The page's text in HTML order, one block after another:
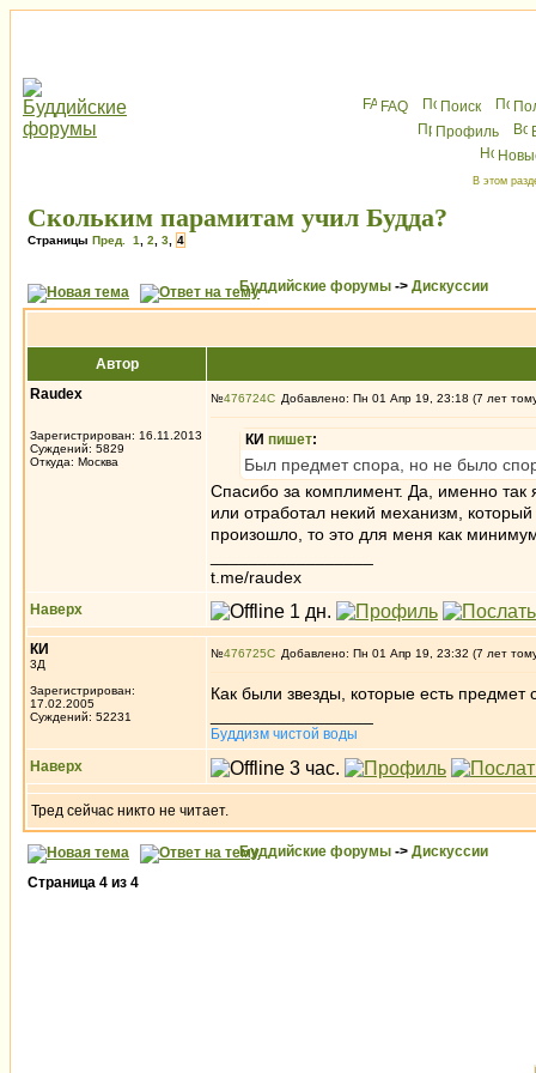
FAQ Поиск
Профиль
В этом
Скольким парамитам учил Будда?
Страницы Пред. 1 2 3 4
Буддийские форумы -> Дискуссии
Автор
Raudex
Зарегистрирован: 16.11.2013
Суждений: 5829
Откуда: Москва
№476724 Добавлено: Пн 01 Апр 19, 23:18 (7 лет
КИ пишет:
Был предмет спора, но не было
Спасибо за комплимент. Да, именно так
или отработал некий механизм,
произошло, то это для меня как
t.me/raudex
Наверх
КИ
3Д
Зарегистрирован:
17.02.2005
Суждений: 52231
№476725 Добавлено: Пн 01 Апр 19, 23:32 (7 лет
Как были звезды, которые есть
Буддизм чистой воды
Наверх
Тред сейчас никто не читает.
Буддийские форумы -> Дискуссии
Страница 4 из 4